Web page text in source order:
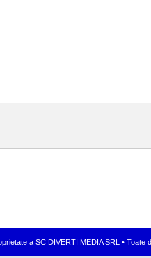
a SC DIVERTI MEDIA SRL •